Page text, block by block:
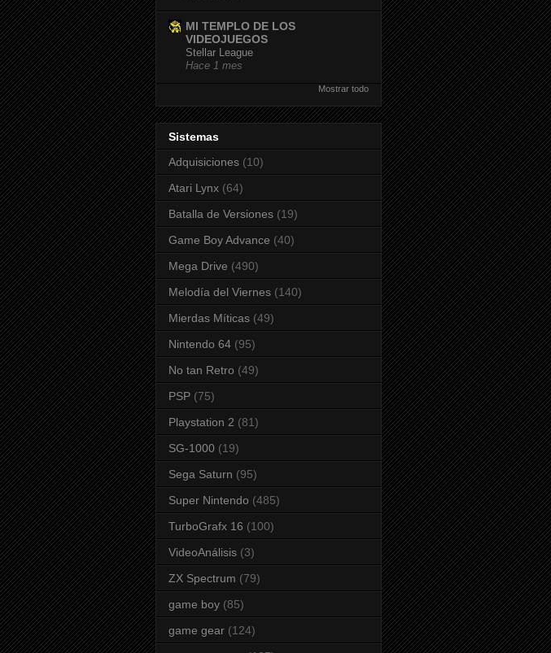
MI TEMPLO DE LOS
VIDEOJUEGOS
Stellar League
Hace 1 mes
Mostrar todo
Sistemas
Adquisiciones (10)
Atari Lynx (64)
Batalla de Versiones (19)
Game Boy Advance (40)
Mega Drive (490)
Melodía del Viernes (140)
Mierdas Míticas (49)
Nintendo 64 (95)
No tan Retro (49)
PSP (75)
Playstation 2 (81)
SG-1000 (19)
Sega Saturn (95)
Super Nintendo (485)
TurboGrafx 16 (100)
VideoAnálisis (3)
ZX Spectrum (79)
game boy (85)
game gear (124)